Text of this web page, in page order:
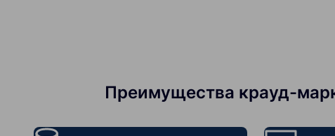
Преимущества крауд-